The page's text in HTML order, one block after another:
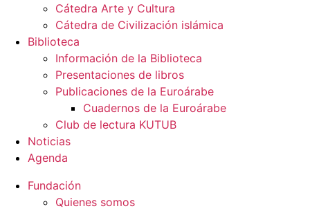
Cátedra Arte y Cultura
Cátedra de Civilización islámica
Biblioteca
Información de la Biblioteca
Presentaciones de libros
Publicaciones de la Euroárabe
Cuadernos de la Euroárabe
Club de lectura KUTUB
Noticias
Agenda
Fundación
Quienes somos